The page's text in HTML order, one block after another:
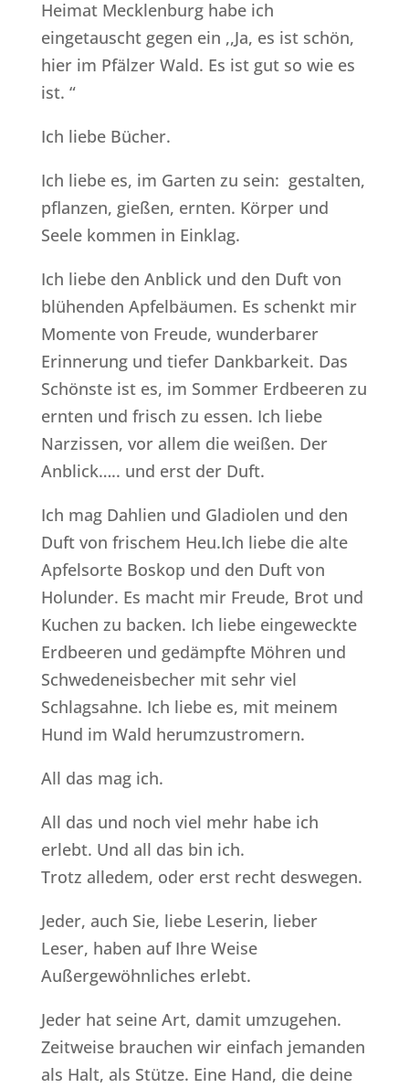
Heimat Mecklenburg habe ich
eingetauscht gegen ein ,,Ja, es ist schön,
hier im Pfälzer Wald. Es ist gut so wie es
ist. “
Ich liebe Bücher.
Ich liebe es, im Garten zu sein: gestalten,
pflanzen, gießen, ernten. Körper und
Seele kommen in Einklag.
Ich liebe den Anblick und den Duft von
blühenden Apfelbäumen. Es schenkt mir
Momente von Freude, wunderbarer
Erinnerung und tiefer Dankbarkeit. Das
Schönste ist es, im Sommer Erdbeeren zu
ernten und frisch zu essen. Ich liebe
Narzissen, vor allem die weißen. Der
Anblick….. und erst der Duft.
Ich mag Dahlien und Gladiolen und den
Duft von frischem Heu.Ich liebe die alte
Apfelsorte Boskop und den Duft von
Holunder. Es macht mir Freude, Brot und
Kuchen zu backen. Ich liebe eingeweckte
Erdbeeren und gedämpfte Möhren und
Schwedeneisbecher mit sehr viel
Schlagsahne. Ich liebe es, mit meinem
Hund im Wald herumzustromern.
All das mag ich.
All das und noch viel mehr habe ich
erlebt. Und all das bin ich.
Trotz alledem, oder erst recht deswegen.
Jeder, auch Sie, liebe Leserin, lieber
Leser, haben auf Ihre Weise
Außergewöhnliches erlebt.
Jeder hat seine Art, damit umzugehen.
Zeitweise brauchen wir einfach jemanden
als Halt, als Stütze. Eine Hand, die deine